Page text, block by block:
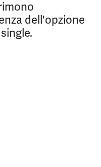
dell'opzione